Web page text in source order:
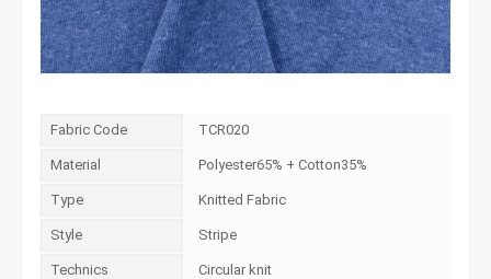
Fabric Code TCR020
Material Polyester65% + Cotton35%
Type Knitted Fabric
Style Stripe
Technics Circular knit